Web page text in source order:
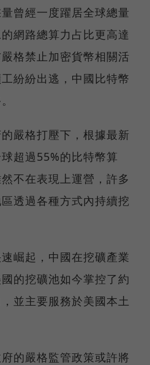
曾經一度躍居全球總量
網路總算力占比更高達
格禁止加密貨幣相關活
紛紛出逃，中國比特幣
嚴格打壓下，根據最新
超過55%的比特幣算
不在表現上運營，許多
透過各種方式內持續挖
崛起，中國在挖礦產業
的挖礦池如今掌控了約
並主要服務於美國本土
的嚴格監管政策或許將